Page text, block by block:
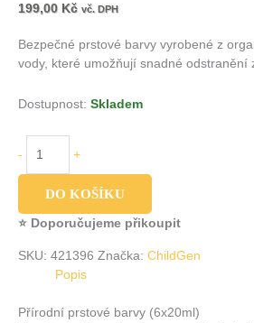
199,00 Kč vč. DPH
Bezpečné prstové barvy vyrobené z
vody, které umožňují snadné odstranění
Dostupnost: Skladem
- +
DO KOŠÍKU
⭐ Doporučujeme přikoupit
SKU: 421396 Značka: ChildGen
Popis
Přírodní prstové barvy (6x20ml)